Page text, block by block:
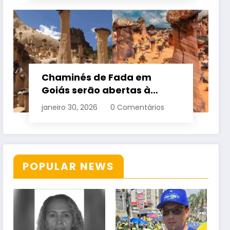
Chaminés de Fada em
Goiás serão abertas à
visitação controlada
janeiro 30, 2026 0 Comentários
POPULAR NEWS